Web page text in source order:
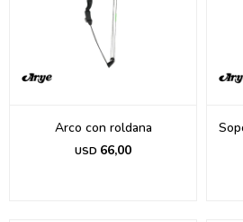
Arco con roldana
USD 66,00